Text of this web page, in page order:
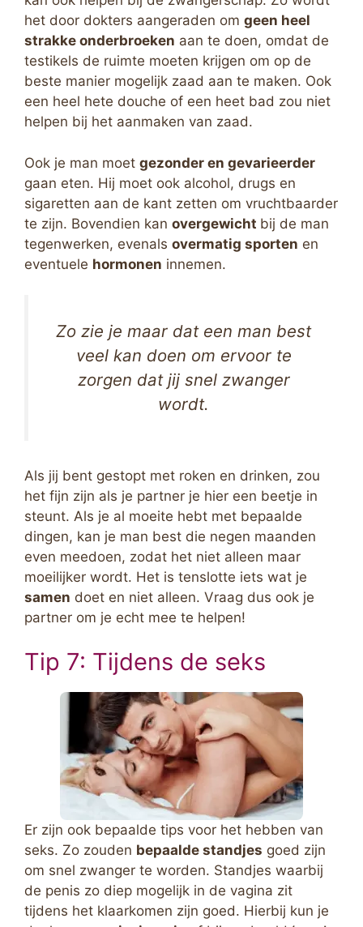
het door dokters aangeraden om geen heel
strakke onderbroeken aan te doen, omdat de
testikels de ruimte moeten krijgen om op de
beste manier mogelijk zaad aan te maken. Ook
een heel hete douche of een heet bad zou niet
helpen bij het aanmaken van zaad.
Ook je man moet gezonder en gevarieerder
gaan eten. Hij moet ook alcohol, drugs en
sigaretten aan de kant zetten om vruchtbaarder
te zijn. Bovendien kan overgewicht bij de man
tegenwerken, evenals overmatig sporten en
eventuele hormonen innemen.
Zo zie je maar dat een man best
veel kan doen om ervoor te
zorgen dat jij snel zwanger
wordt.
Als jij bent gestopt met roken en drinken, zou
het fijn zijn als je partner je hier een beetje in
steunt. Als je al moeite hebt met bepaalde
dingen, kan je man best die negen maanden
even meedoen, zodat het niet alleen maar
moeilijker wordt. Het is tenslotte iets wat je
samen doet en niet alleen. Vraag dus ook je
partner om je echt mee te helpen!
Tip 7: Tijdens de seks
Er zijn ook bepaalde tips voor het hebben van
seks. Zo zouden bepaalde standjes goed zijn
om snel zwanger te worden. Standjes waarbij
de penis zo diep mogelijk in de vagina zit
tijdens het klaarkomen zijn goed. Hierbij kun je